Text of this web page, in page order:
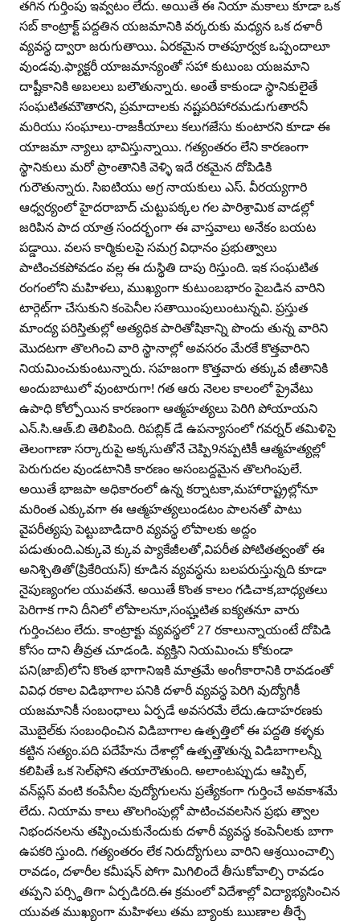
తగిన గుర్తింపు ఇవ్వటం లేదు. అయితే ఈ నియా మకాలు కూడా ఒక
సబ్‌ కాంట్రాక్ట్‌ పద్దతిన యజమానికి వర్కరుకు మధ్యన ఒక దళారీ
వ్యవస్థ ద్వారా జరుగుతాయి. ఏరకమైన రాతపూర్వక ఒప్పందాలూ
వుండవు.ఫ్యాక్టరీ యాజమాన్యంతో సహా కుటుంబ యజమాని
దాష్టీకానికి అబలలు బలౌతున్నారు. అంతే కాకుండా స్థానికులైతే
సంఘటితమౌతారని, ప్రమాదాలకు నష్టపరిహారమడుగుతారనీ
మరియు సంఘాలు-రాజకీయాలు కలుగజేసు కుంటారని కూడా ఈ
యాజమా న్యాలు భావిస్తున్నాయి. గత్యంతరం లేని కారణంగా
స్థానికులు మరో ప్రాంతానికి వెళ్ళి ఇదే రకమైన దోపిడికి
గురౌతున్నారు. సిఐటియు అగ్ర నాయకులు ఎస్‌. వీరయ్యగారి
ఆధ్వర్యంలో హైదరాబాద్‌ చుట్టుపక్కల గల పారిశ్రామిక వాడల్లో
జరిపిన పాద యాత్ర సందర్భంగా ఈ వాస్తవాలు అనేకం బయట
పడ్డాయి. వలస కార్మికులపై సమగ్ర విధానం ప్రభుత్వాలు
పాటించకపోవడం వల్ల ఈ దుస్థితి దాపు రిస్తుంది. ఇక సంఘటిత
రంగంలోని మహిళలు, ముఖ్యంగా కుటుంబభారం పైబడిన వారిని
టార్గెట్‌గా చేసుకుని కంపెనీల సతాయింపులుంటున్నవి. ప్రస్తుత
మాంద్య పరిస్తితుల్లో అత్యధిక పారితోషికాన్ని పొందు తున్న వారిని
మొదటగా తొలగించి వారి స్థానాల్లో అవసరం మేరకే కొత్తవారిని
నియమించుకుంటున్నారు. సహజంగా కొత్తవారు తక్కువ జీతానికి
అందుబాటులో వుంటారుగా! గత ఆరు నెలల కాలంలో ప్రైవేటు
ఉపాధి కోల్పోయిన కారణంగా ఆత్మహత్యలు పెరిగి పోయాయని
ఎన్‌.సి.ఆత్‌.బి తెలిపింది. రిపబ్లిక్‌ డే ఉపన్యాసంలో గవర్నర్‌ తమిళిసై
తెలంగాణా సర్కారుపై అక్కసుతోనే చెప్పి9నప్పటికీ ఆత్మహత్యల్లో
పెరుగుదల వుండటానికి కారణం అసంబద్దమైన తొలగింపులే.
అయితే భాజపా అధికారంలో ఉన్న కర్నాటకా,మహారాష్ట్రల్లోనూ
మరింత ఎక్కువగా ఈ ఆత్మహత్యలుండటం పాలనతో పాటు
వైపరీత్యపు పెట్టుబాడిదారి వ్యవస్థ లోపాలకు అద్దం
పడుతుంది.ఎక్కువె క్కువ ప్యాకేజీలతో,విపరీత పోటితత్వంతో ఈ
అనిశ్చితితో(ప్రికేరియస్‌) కూడిన వ్యవస్థను బలపరుస్తున్నది కూడా
నైపుణ్యంగల యువతనే. అయితే కొంత కాలం గడిచాక,బాధ్యతలు
పెరిగాక గాని దీనిలో లోపాలనూ,సంఘ్హటిత ఐక్యతనూ వారు
గుర్తించటం లేదు. కాంట్రాక్టు వ్యవస్థలో 27 రకాలున్నాయంటే దోపిడి
కోసం దాని తీవ్రత చూడండి. వ్యక్తిని నియమించు కోకుండా
పని(జాబ్‌)లోని కొంత భాగానిఇకి మాత్రమే అంగీకారానికి రావడంతో
వివిధ రకాల విడిభాగాల పనికి దళారీ వ్యవస్థ పెరిగి వుద్యోగికీ
యజమానికీ సంబంధాలు ఏర్పడే అవసరమే లేదు.ఉదాహరణకు
మొబైల్‌కు సంబంధించిన విడిబాగాల ఉత్పత్తిలో ఈ పద్దతి కళ్ళకు
కట్టిన సత్యం.పది పదేహేను దేశాల్లో ఉత్పత్తౌతున్న విడిబాగాలన్నీ
కలిపితే ఒక సెల్‌ఫోని తయారౌతుంది. అలాంటప్పుడు ఆప్పిల్‌,
వన్‌ప్లస్‌ వంటి కంపేనీల వుద్యోగులను ప్రత్యేకంగా గుర్తించే అవకాశమే
లేదు. నియామ కాలు తొలగింపుల్లో పాటించవలసిన ప్రభు త్వాల
నిభందనలను తప్పించుకునేందుకు దళారీ వ్యవస్థ కంపెనీలకు బాగా
ఉపకరి స్తుంది. గత్యంతరం లేక నిరుద్యోగులు వారిని ఆశ్రయించాల్సి
రావడం, దళారీల కమీషన్‌ పోగా మిగిలిందే తీసుకోవాల్సి రావడం
తప్పని పర్స్థితిగా ఏర్పడిరది.ఈ క్రమంలో విదేశాల్లో విద్యాభ్యసించిన
యువత ముఖ్యంగా మహిళలు తమ బ్యాంకు ఋణాల తీర్చే